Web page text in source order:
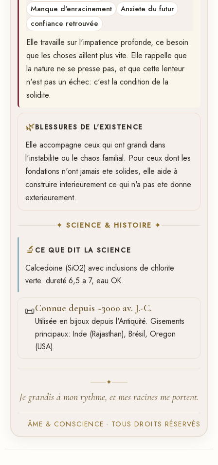
Manque d'enracinement
Anxiete du futur
confiance retrouvée
Elle travaille sur l'impatience profonde, ce besoin
que les choses aillent plus vite. Elle rappelle que
la nature ne se presse pas, et que cette lenteur
n'est pas un échec: c'est la condition de la
solidite.
🌿BLESSURES DE L'EXISTENCE
Elle accompagne ceux qui ont grandi dans
l'instabilite ou le chaos familial. Pour ceux dont les
fondations n'ont jamais ete solides, elle aide à
construire interieurement ce qui n'a pas ete donne
exterieurement.
✦ SCIENCE & HISTOIRE ✦
🔬 CE QUE DIT LA SCIENCE
Calcedoine (SiO2) avec inclusions de chlorite
verte. dureté 6,5 a 7, eau OK.
📜Connue depuis ~3000 av. J.-C.
Utilisée en bijoux depuis l'Antiquité. Gisements
principaux: Inde (Rajasthan), Brésil, Oregon
(USA).
✦
Je grandis à mon rythme, et mes racines me portent.
ÂME & CONSCIENCE · TOUS DROITS RÉSERVÉS